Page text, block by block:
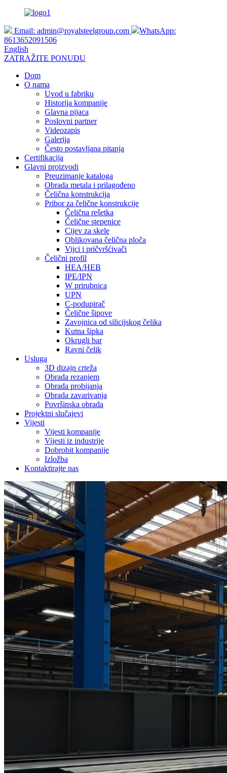
Email: admin@royalsteelgroup.com
WhatsApp:
8613652091506
English
ZATRAŽITE PONUDU
Dom
O nama
Uvod u fabriku
Historija kompanije
Glavna pijaca
Poslovni partner
Videozapis
Galerija
Često postavljana pitanja
Certifikacija
Glavni proizvodi
Preuzimanje kataloga
Obrada metala i prilagođeno
Čelična konstrukcija
Pribor za čelične konstrukcije
Čelična rešetka
Čelične stepenice
Cijev za skele
Oblikovana čelična ploča
Vijci i pričvršćivači
Čelični profil
HEA/HEB
IPE/IPN
W prirubnica
UPN
C-podupirač
Čelične šipove
Zavojnica od silicijskog čelika
Kutna šipka
Okrugli bar
Ravni čelik
Usluga
3D dizajn crteža
Obrada rezanjem
Obrada probijanja
Obrada zavarivanja
Površinska obrada
Projektni slučajevi
Vijesti
Vijesti kompanije
Vijesti iz industrije
Dobrobit kompanije
Izložba
Kontaktirajte nas